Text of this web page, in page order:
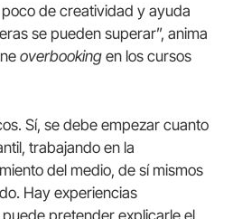
de creatividad y ayuda
se pueden superar”, anima
overbooking en los cursos
Sí, se debe empezar cuanto
trabajando en la
del medio, de sí mismos
Hay experiencias